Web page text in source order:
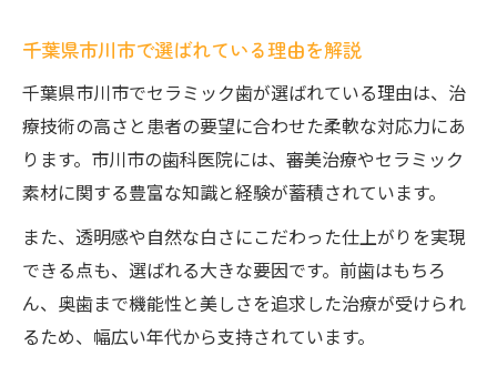
千葉県市川市で選ばれている理由を解説
千葉県市川市でセラミック歯が選ばれている理由は、治
療技術の高さと患者の要望に合わせた柔軟な対応力にあ
ります。市川市の歯科医院には、審美治療やセラミック
素材に関する豊富な知識と経験が蓄積されています。
また、透明感や自然な白さにこだわった仕上がりを実現
できる点も、選ばれる大きな要因です。前歯はもちろ
ん、奥歯まで機能性と美しさを追求した治療が受けられ
るため、幅広い年代から支持されています。